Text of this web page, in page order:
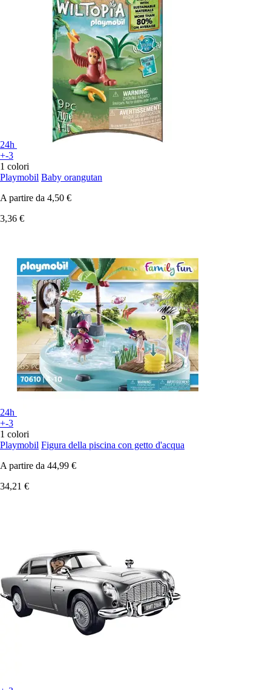
24h
+-3
1 colori
Playmobil Baby orangutan
A partire da 4,50 €
3,36 €
24h
+-3
1 colori
Playmobil Figura della piscina con getto d'acqua
A partire da 44,99 €
34,21 €